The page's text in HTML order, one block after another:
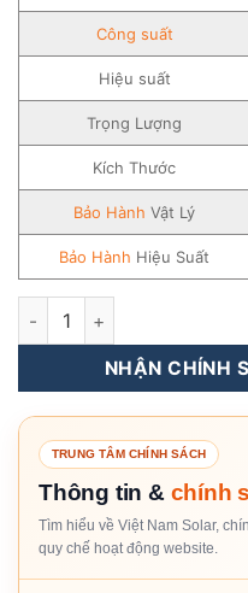
Công suất
Hiệu suất
Trọng Lượng
Kích Thước
Bảo Hành Vật Lý
Bảo Hành Hiệu Suất
Tấm Pin Năng Lượng Mặt
NHẬN CHÍNH
TRUNG TÂM CHÍNH SÁCH
Thông tin & chính
Tìm hiểu về Việt Nam Solar,
quy chế hoạt động website.